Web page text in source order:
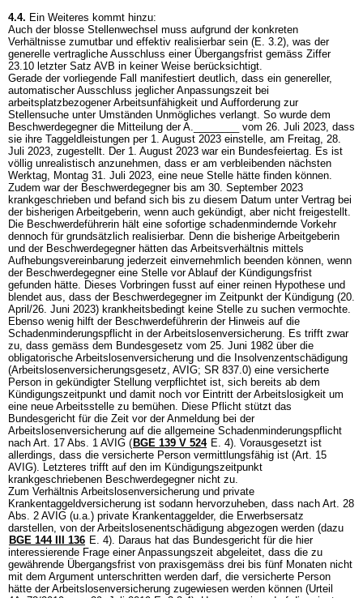
4.4. Ein Weiteres kommt hinzu:
Auch der blosse Stellenwechsel muss aufgrund der konkreten
Verhältnisse zumutbar und effektiv realisierbar sein (E. 3.2), was der
generelle vertragliche Ausschluss einer Übergangsfrist gemäss Ziffer
23.10 letzter Satz AVB in keiner Weise berücksichtigt.
Gerade der vorliegende Fall manifestiert deutlich, dass ein genereller,
automatischer Ausschluss jeglicher Anpassungszeit bei
arbeitsplatzbezogener Arbeitsunfähigkeit und Aufforderung zur
Stellensuche unter Umständen Unmögliches verlangt. So wurde dem
Beschwerdegegner die Mitteilung der A.________ vom 26. Juli 2023, dass
sie ihre Taggeldleistungen per 1. August 2023 einstelle, am Freitag, 28.
Juli 2023, zugestellt. Der 1. August 2023 war ein Bundesfeiertag. Es ist
völlig unrealistisch anzunehmen, dass er am verbleibenden nächsten
Werktag, Montag 31. Juli 2023, eine neue Stelle hätte finden können.
Zudem war der Beschwerdegegner bis am 30. September 2023
krankgeschrieben und befand sich bis zu diesem Datum unter Vertrag bei
der bisherigen Arbeitgeberin, wenn auch gekündigt, aber nicht freigestellt.
Die Beschwerdeführerin hält eine sofortige schadenmindernde Vorkehr
dennoch für grundsätzlich realisierbar. Denn die bisherige Arbeitgeberin
und der Beschwerdegegner hätten das Arbeitsverhältnis mittels
Aufhebungsvereinbarung jederzeit einvernehmlich beenden können, wenn
der Beschwerdegegner eine Stelle vor Ablauf der Kündigungsfrist
gefunden hätte. Dieses Vorbringen fusst auf einer reinen Hypothese und
blendet aus, dass der Beschwerdegegner im Zeitpunkt der Kündigung (20.
April/26. Juni 2023) krankheitsbedingt keine Stelle zu suchen vermochte.
Ebenso wenig hilft der Beschwerdeführerin der Hinweis auf die
Schadenminderungspflicht in der Arbeitslosenversicherung. Es trifft zwar
zu, dass gemäss dem Bundesgesetz vom 25. Juni 1982 über die
obligatorische Arbeitslosenversicherung und die Insolvenzentschädigung
(Arbeitslosenversicherungsgesetz, AVIG; SR 837.0) eine versicherte
Person in gekündigter Stellung verpflichtet ist, sich bereits ab dem
Kündigungszeitpunkt und damit noch vor Eintritt der Arbeitslosigkeit um
eine neue Arbeitsstelle zu bemühen. Diese Pflicht stützt das
Bundesgericht für die Zeit vor der Anmeldung bei der
Arbeitslosenversicherung auf die allgemeine Schadenminderungspflicht
nach Art. 17 Abs. 1 AVIG ( BGE 139 V 524 E. 4). Vorausgesetzt ist
allerdings, dass die versicherte Person vermittlungsfähig ist (Art. 15
AVIG). Letzteres trifft auf den im Kündigungszeitpunkt
krankgeschriebenen Beschwerdegegner nicht zu.
Zum Verhältnis Arbeitslosenversicherung und private
Krankentaggeldversicherung ist sodann hervorzuheben, dass nach Art. 28
Abs. 2 AVIG (u.a.) private Krankentaggelder, die Erwerbsersatz
darstellen, von der Arbeitslosenentschädigung abgezogen werden (dazu
BGE 144 III 136 E. 4). Daraus hat das Bundesgericht für die hier
interessierende Frage einer Anpassungszeit abgeleitet, dass die zu
gewährende Übergangsfrist von praxisgemäss drei bis fünf Monaten nicht
mit dem Argument unterschritten werden darf, die versicherte Person
hätte der Arbeitslosenversicherung zugewiesen werden können (Urteil